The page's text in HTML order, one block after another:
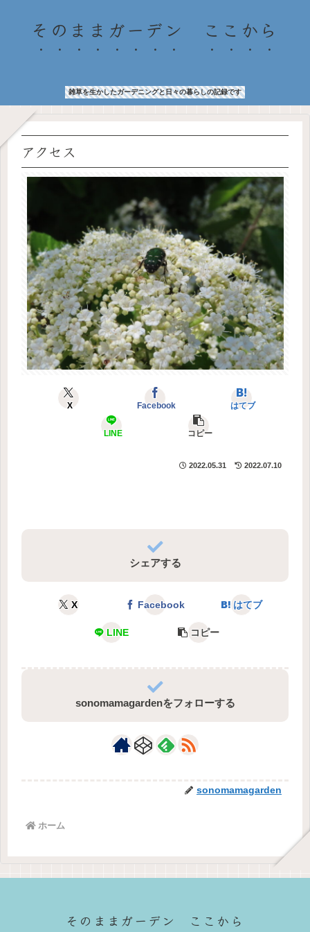
そのままガーデン ここから
雑草を生かしたガーデニングと日々の暮らしの記録です
アクセス
X Facebook はてブ
LINE コピー
2022.05.31 2022.07.10
シェアする
X Facebook はてブ
LINE コピー
sonomamagardenをフォローする
sonomamagarden
ホーム
そのままガーデン ここから